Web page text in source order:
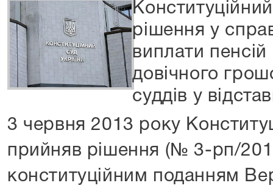
рішення у
виплати
довічного
суддів у
3 червня 2013 року
прийняв рішення (№ 3-рп/
конституційним поданням